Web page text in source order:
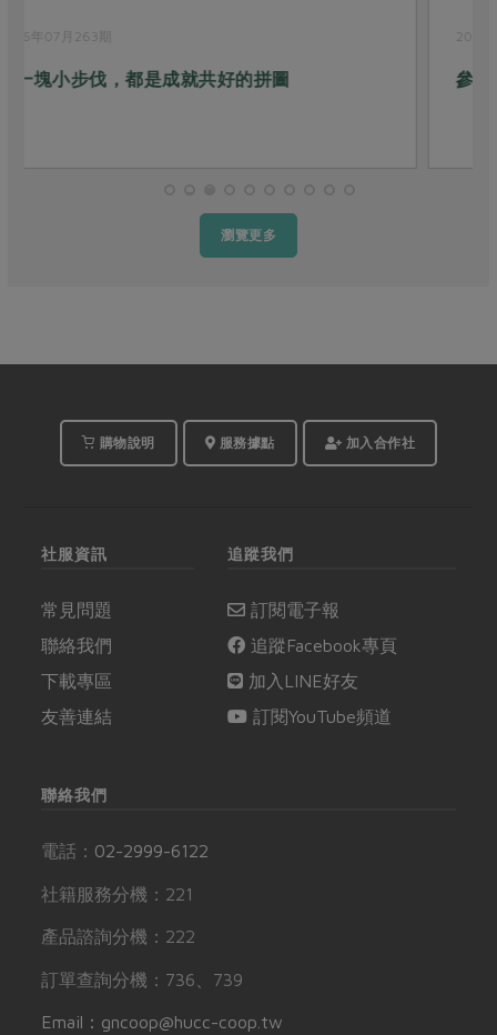
2026年06月262期
參與是條長長的河
瀏覽更多
購物說明 服務據點 加入合作社
社服資訊
常見問題
聯絡我們
下載專區
友善連結
追蹤我們
訂閱電子報
追蹤Facebook專頁
加入LINE好友
訂閱YouTube頻道
聯絡我們
電話： 02-2999-6122
社籍服務分機：221
產品諮詢分機：222
訂單查詢分機：736、739
Email：gncoop@hucc-coop.tw